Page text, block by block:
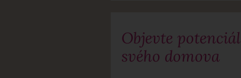
Objevte potenciál
svého domova